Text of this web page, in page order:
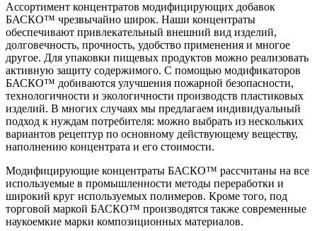
Ассортимент концентратов модифицирующих добавок
БАСКО™ чрезвычайно широк. Наши концентраты
обеспечивают привлекательный внешний вид изделий,
долговечность, прочность, удобство применения и многое
другое. Для упаковки пищевых продуктов можно реализовать
активную защиту содержимого. С помощью модификаторов
БАСКО™ добиваются улучшения пожарной безопасности,
технологичности и экологичности производств пластиковых
изделий. В многих случаях мы предлагаем индивидуальный
подход к нуждам потребителя: можно выбрать из нескольких
вариантов рецептур по основному действующему веществу,
наполнению концентрата и его стоимости.
Модифицирующие концентраты БАСКО™ рассчитаны на все
используемые в промышленности методы переработки и
широкий круг используемых полимеров. Кроме того, под
торговой маркой БАСКО™ производятся также современные
наукоемкие марки композиционных материалов.